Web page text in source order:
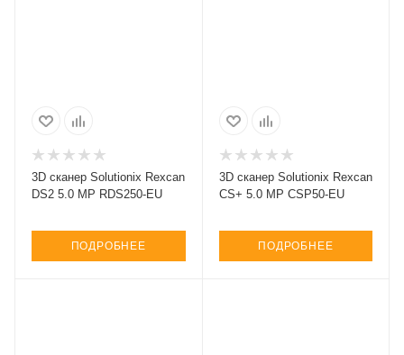
3D сканер Solutionix Rexcan
DS2 5.0 MP RDS250-EU
ПОДРОБНЕЕ
3D сканер Solutionix Rexcan
CS+ 5.0 MP CSP50-EU
ПОДРОБНЕЕ